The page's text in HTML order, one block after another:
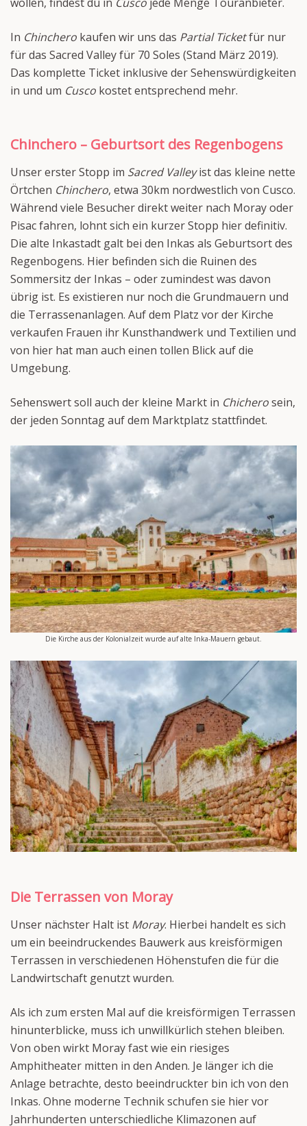
In Chinchero kaufen wir uns das Partial Ticketfür nur
für das Sacred Valley für 70 Soles (Stand März 2019).
Das komplette Ticket inklusive der Sehenswürdigkeiten
in und um Cusco kostet entsprechend mehr.
Chinchero – Geburtsort des Regenbogens
Unser erster Stopp im Sacred Valleyist das kleine nette
Örtchen Chinchero, etwa 30km nordwestlich von Cusco.
Während viele Besucher direkt weiter nach Moray oder
Pisac fahren, lohnt sich ein kurzer Stopp hier definitiv.
Die alte Inkastadt galt bei den Inkas als Geburtsort des
Regenbogens. Hier befinden sich die Ruinen des
Sommersitz der Inkas – oder zumindest was davon
übrig ist. Es existieren nur noch die Grundmauern und
die Terrassenanlagen. Auf dem Platz vor der Kirche
verkaufen Frauen ihr Kunsthandwerk und Textilien und
von hier hat man auch einen tollen Blick auf die
Umgebung.
Sehenswert soll auch der kleine Markt in Chicherosein,
der jeden Sonntag auf dem Marktplatz stattfindet.
Die Kirche aus der Kolonialzeit wurde auf alte Inka-Mauern gebaut.
Die Terrassen von Moray
Unser nächster Halt ist Moray. Hierbei handelt es sich
um ein beeindruckendes Bauwerk aus kreisförmigen
Terrassen in verschiedenen Höhenstufen die für die
Landwirtschaft genutzt wurden.
Als ich zum ersten Mal auf die kreisförmigen Terrassen
hinunterblicke, muss ich unwillkürlich stehen bleiben.
Von oben wirkt Moray fast wie ein riesiges
Amphitheater mitten in den Anden. Je länger ich die
Anlage betrachte, desto beeindruckter bin ich von den
Inkas. Ohne moderne Technik schufen sie hier vor
Jahrhunderten unterschiedliche Klimazonen auf